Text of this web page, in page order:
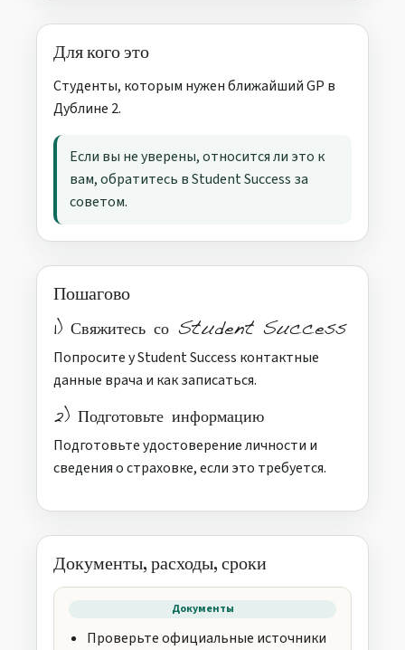
Для кого это
Студенты, которым нужен ближайший GP в
Дублине 2.
Если вы не уверены, относится ли это к
вам, обратитесь в Student Success за
советом.
Пошагово
1) Свяжитесь со Student Success
Попросите у Student Success контактные
данные врача и как записаться.
2) Подготовьте информацию
Подготовьте удостоверение личности и
сведения о страховке, если это требуется.
Документы, расходы, сроки
Документы
Проверьте официальные источники